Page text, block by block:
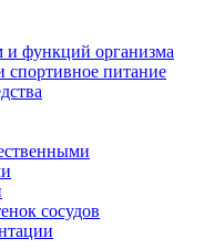
и функций организма
питание
сосудов